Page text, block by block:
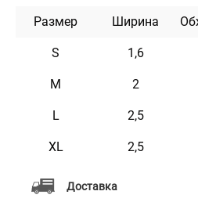
Доставка
растягивается, выдерживает
нагрузки.
Благодаря своей прочности,
под проточной водой, не
ухода. Это удачный выбор
время на уход за амуницией.
Размер Ширина
S 1,6
M 2
L 2,5
XL 2,5